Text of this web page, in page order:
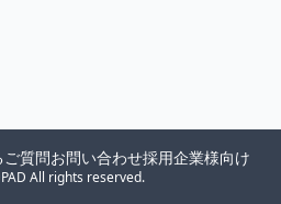
All rights reserved.
ご質問お問い合わせ採用企業様向け